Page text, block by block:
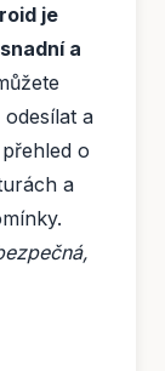
je
a
a
o
a